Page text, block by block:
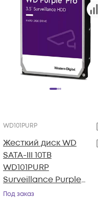
WD101PURP
Жесткий диск WD
SATA-III 10TB
WD101PURP
Surveillance Purple
Pro (7200rpm) 256Mb
Под заказ